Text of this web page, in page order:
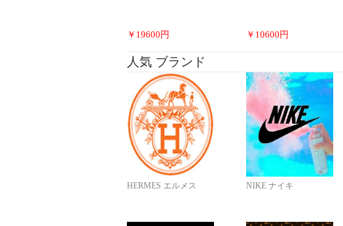
￥ 19600 円 ￥ 10600 円
人気 ブランド
HERMES エルメス NIKE ナイキ